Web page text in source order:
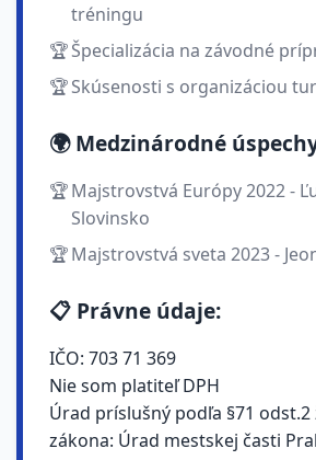
tréningu
Špecializácia na závodné
Skúsenosti s organizáciou
🌍 Medzinárodné
Majstrovstvá Európy 2022 -
Slovinsko
Majstrovstvá sveta 2023 -
📋 Právne údaje:
IČO: 703 71 369
Nie som platiteľ DPH
Úrad príslušný podľa §71
zákona: Úrad mestskej časti